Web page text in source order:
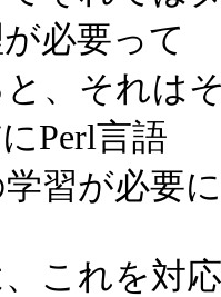
必要って
、それは
Perl言語
習が必要
これを対